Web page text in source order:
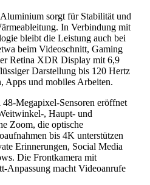
sorgt für Stabilität und
In Verbindung mit
bleibt die Leistung auch bei
beim Videoschnitt, Gaming
Retina XDR Display mit 6,9
Darstellung bis 120 Hertz
Apps und mobiles Arbeiten.
Megapixel-Sensoren eröffnet
, Haupt- und
Zoom, die optische
bis 4K unterstützen
Erinnerungen, Social Media
Die Frontkamera mit
Anpassung macht Videoanrufe